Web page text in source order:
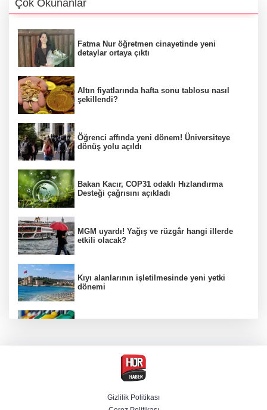
Çok Okunanlar
Fatma Nur öğretmen cinayetinde yeni
detaylar ortaya çıktı
Altın fiyatlarında hafta sonu tablosu nasıl
şekillendi?
Öğrenci affında yeni dönem! Üniversiteye
dönüş yolu açıldı
Bakan Kacır, COP31 odaklı Hızlandırma
Desteği çağrısını açıkladı
MGM uyardı! Yağış ve rüzgâr hangi illerde
etkili olacak?
Kıyı alanlarının işletilmesinde yeni yetki
dönemi
Kamuda yapay zeka 2 milyar liralık riski
Gizlilik Politikası